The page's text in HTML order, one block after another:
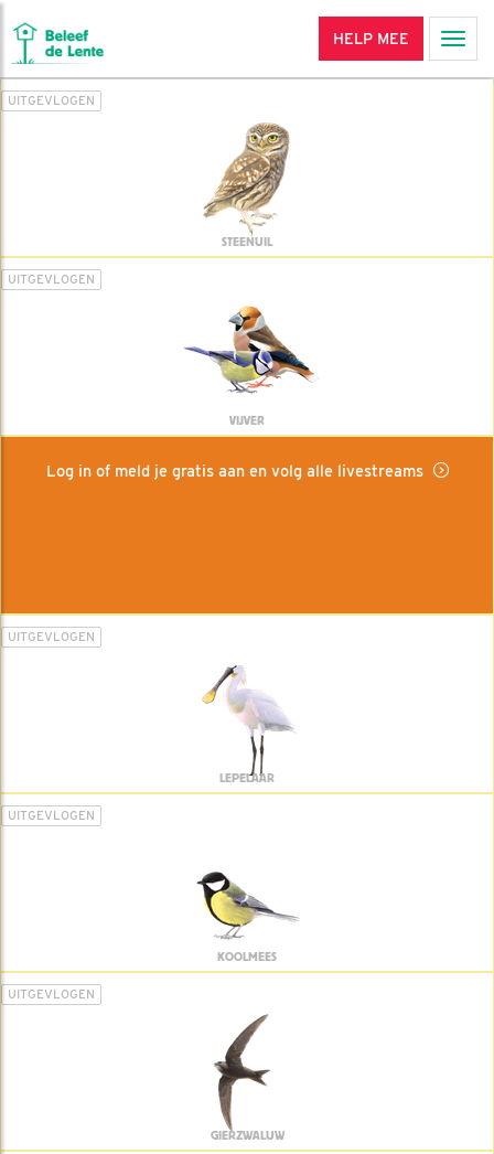
HELP MEE
UITGEVLOGEN
STEENUIL
UITGEVLOGEN
VIJVER
Log in of meld je gratis aan en volg alle livestreams
UITGEVLOGEN
LEPELAAR
UITGEVLOGEN
KOOLMEES
UITGEVLOGEN
GIERZWALUW